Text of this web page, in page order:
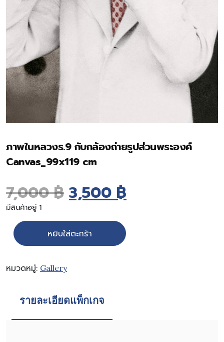
ภาพในหลวงร.9 กับกล้องถ่ายรูปส่วนพระองค์
Canvas_99x119 cm
7,000฿ Original price was:
3,500฿
มีสินค้าอยู่ 1
จำนวน ภาพในหลวงร.9 กับกล้องถ่ายรูปส่วนพระองค์
หยิบใส่ตะกร้า
หมวดหมู่: Gallery
รายละเอียดแพ็กเกจ